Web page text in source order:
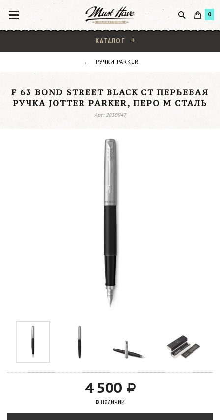
0
КАТАЛОГ
РУЧКИ PARKER
F 63 BOND STREET BLACK CT ПЕРЬЕВАЯ
РУЧКА JOTTER PARKER, ПЕРО M СТАЛЬ
Арт: 2030947
4 500
в наличии